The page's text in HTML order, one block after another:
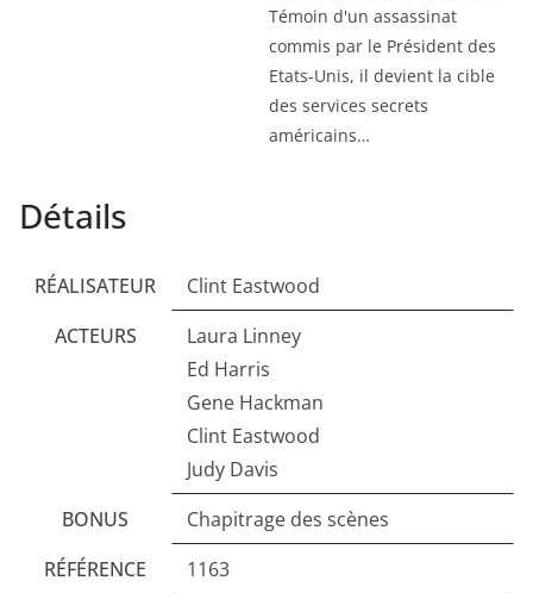
Témoin d'un assassinat
commis par le Président des
Etats-Unis, il devient la cible
des services secrets
américains…
Détails
RÉALISATEUR
Clint Eastwood
ACTEURS
Laura Linney
Ed Harris
Gene Hackman
Clint Eastwood
Judy Davis
BONUS
Chapitrage des scènes
RÉFÉRENCE
1163